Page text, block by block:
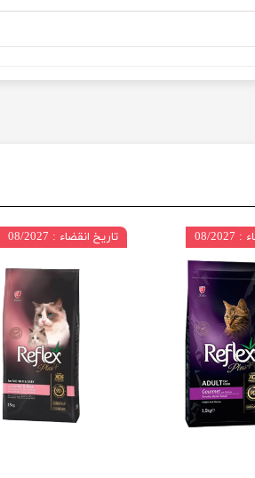
تاریخ انقضاء : 08/2027